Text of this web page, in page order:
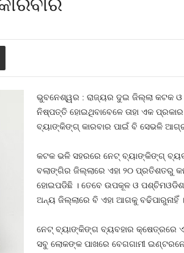
ଭୁବନେଶ୍ୱର : ରାଜ୍ୟର ଦୁଇ ଜିଲ୍ଲା କଟକ ଓ
ନିଷ୍ପତ୍ତି ହୋଇଥିବାବେଳେ ତାହା ଏକ
ବ୍ୟାଙ୍କିଙ୍ଗ୍‍ କାରବାର ପାଇଁ ବି ସେଭଳି
କଟକ ଭଳି ସହରରେ ନେଟ୍‍ ବ୍ୟାଙ୍କିଙ୍ଗ୍‍
ବଲାଙ୍ଗିର ଜିଲ୍ଲାରେ ଏହା ୨୦ ପ୍ରତିଶତରୁ
ହୋଇପଡିଛି । ତେବେ ଉପକୂଳ ଓ
ଅନ୍ୟ ଜିଲ୍ଲାରେ ବି ଏହା ଆଗକୁ ବଢିପାରୁନାହିଁ ।
ନେଟ୍‍ ବ୍ୟାଙ୍କିଙ୍ଗ ବ୍ୟବହାର କ୍ଷେତ୍ରରେ
ସବୁ ଲୋକଙ୍କ ପାଖରେ ବେଗଗାମୀ